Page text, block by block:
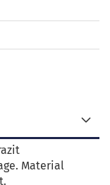
Material